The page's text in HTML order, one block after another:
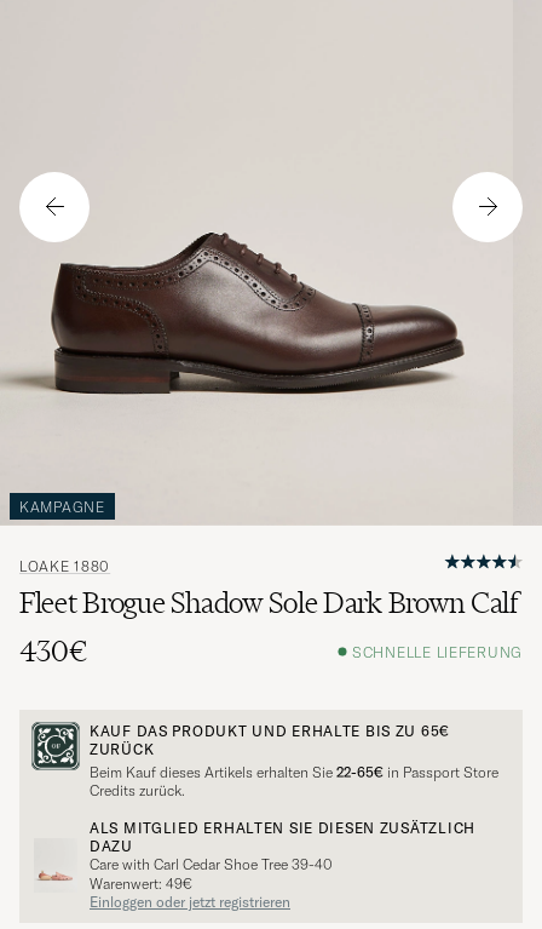
KAMPAGNE
LOAKE 1880
Fleet Brogue Shadow Sole Dark Brown Calf
430€
SCHNELLE LIEFERUNG
KAUF DAS PRODUKT UND ERHALTE BIS ZU 65€
ZURÜCK
Beim Kauf dieses Artikels erhalten Sie 22-65€ in Passport Store
Credits zurück.
ALS MITGLIED ERHALTEN SIE DIESEN ZUSÄTZLICH
DAZU
Care with Carl Cedar Shoe Tree 39-40
Warenwert: 49€
Einloggen oder jetzt registrieren